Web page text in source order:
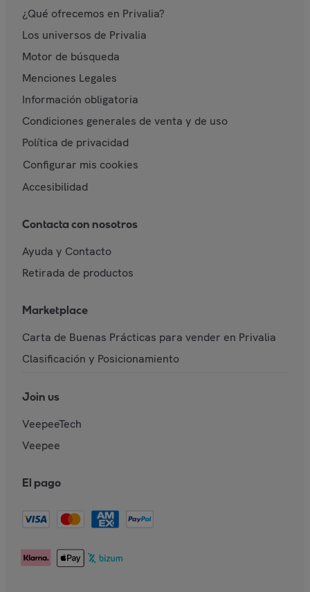
¿Qué ofrecemos en Privalia?
Los universos de Privalia
Motor de búsqueda
Menciones Legales
Información obligatoria
Condiciones generales de venta y de uso
Política de privacidad
Configurar mis cookies
Accesibilidad
Contacta con nosotros
Ayuda y Contacto
Retirada de productos
Marketplace
Carta de Buenas Prácticas para vender en Privalia
Clasificación y Posicionamiento
Join us
VeepeeTech
Veepee
El pago